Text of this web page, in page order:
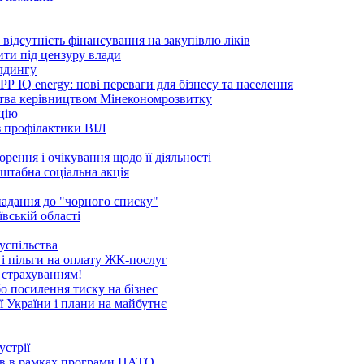
фінансування на закупівлю ліків
під цензуру влади
IQ energy: нові переваги для бізнесу та населення
керівництвом Мінекономрозвитку
профілактики ВІЛ
і очікування щодо її діяльності
соціальна акція
до "чорного списку"
області
пільги на оплату ЖК-послуг
посилення тиску на бізнес
України і плани на майбутнє